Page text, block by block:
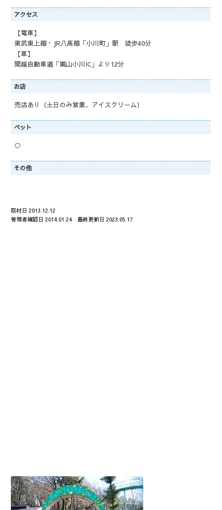
アクセス
【電車】
東武東上線・JR八高線「小川町」駅 徒歩40分
【車】
関越自動車道「嵐山小川IC」より12分
お店
売店あり（土日のみ営業、アイスクリーム）
ペット
○
その他
取材日 2013.12.12
管理者確認日 2014.01.24 最終更新日 2023.05.17